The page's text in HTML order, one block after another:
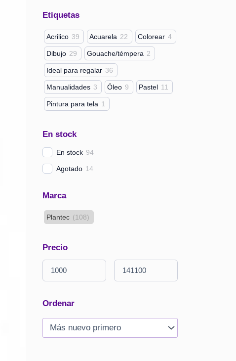
Etiquetas
Acrilico 39 Acuarela 22 Colorear 4
Dibujo 29 Gouache/témpera 2
Ideal para regalar 36
Manualidades 3 Óleo 9 Pastel 11
Pintura para tela 1
En stock
En stock 94
Agotado 14
Marca
Plantec (108)
Precio
Ordenar